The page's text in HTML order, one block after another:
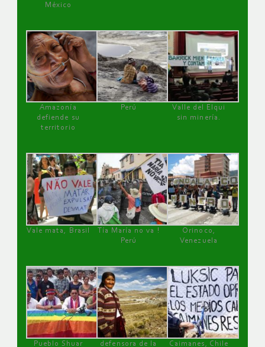
México
Amazonía
defiende su
territorio
Perú
Valle del Elqui
sin minería.
Vale mata, Brasil
Tía María no va !
Perú
Orinoco,
Venezuela
Pueblo Shuar defensora de la Caimanes, Chile